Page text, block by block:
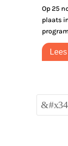
Op 25
plaats